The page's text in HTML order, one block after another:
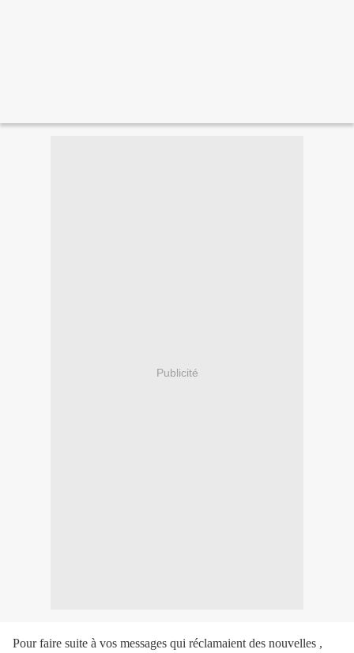
Publicité
Pour faire suite à vos messages qui réclamaient des nouvelles ,